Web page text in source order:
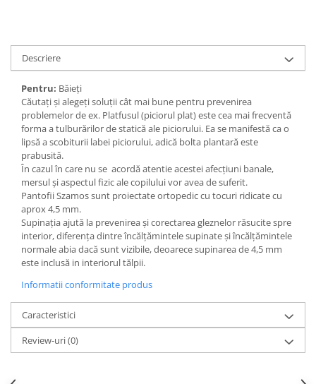
Descriere
Pentru: Băieți
Căutați și alegeți soluţii cât mai bune pentru prevenirea
problemelor de ex. Platfusul (piciorul plat) este cea mai frecventă
forma a tulburărilor de statică ale piciorului. Ea se manifestă ca o
lipsă a scobiturii labei piciorului, adică bolta plantară este
prabusită.
În cazul în care nu se acordă atentie acestei afecţiuni banale,
mersul şi aspectul fizic ale copilului vor avea de suferit.
Pantofii Szamos sunt proiectate ortopedic cu tocuri ridicate cu
aprox 4,5 mm.
Supinația ajută la prevenirea și corectarea gleznelor răsucite spre
interior, diferența dintre încălțămintele supinate și încălțămintele
normale abia dacă sunt vizibile, deoarece supinarea de 4,5 mm
este inclusă in interiorul tălpii.
Informatii conformitate produs
Caracteristici
Review-uri(0)